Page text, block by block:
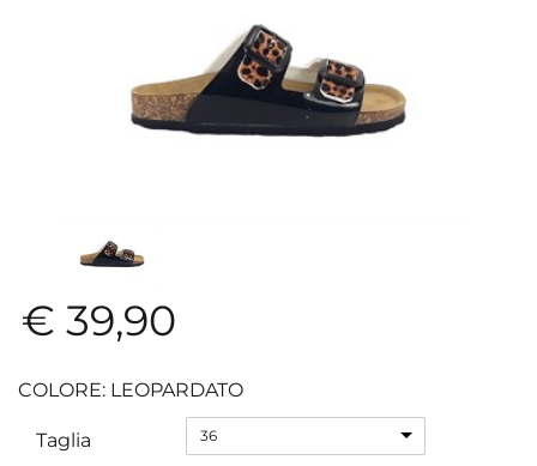
€ 39,90
COLORE: LEOPARDATO
Taglia 36